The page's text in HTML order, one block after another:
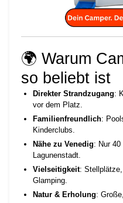
🌍 Warum
so beliebt ist
Direkter Strandzugang:
vor dem Platz.
Familienfreundlich:
Kinderclubs.
Nähe zu Venedig: Nur
Lagunenstadt.
Vielseitigkeit:
Glamping.
Natur & Erholung: